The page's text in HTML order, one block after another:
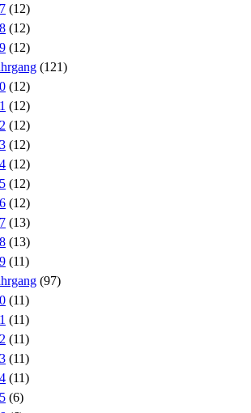
(12)
(12)
(12)
(121)
(12)
(12)
(12)
(12)
(12)
(12)
(12)
(13)
(13)
(11)
(97)
(11)
(11)
(11)
(11)
(11)
(6)